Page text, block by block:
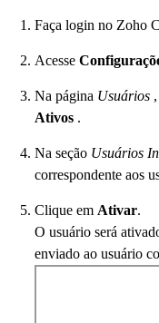
Faça login no Zoho
Acesse
Na página Usuários
Ativos .
Na seção Usuários
correspondente aos
Clique em Ativar.
O usuário será
enviado ao usuário